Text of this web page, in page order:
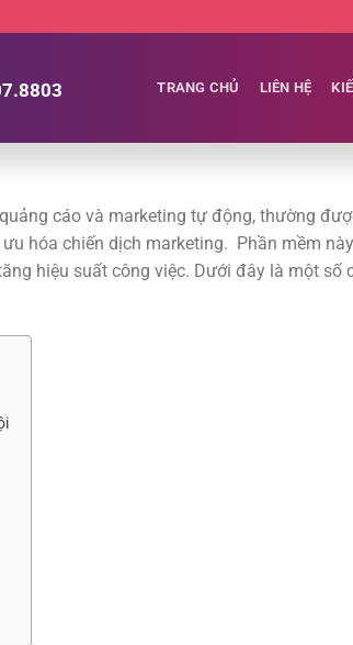
TRANG CHỦ LIÊN HỆ
cáo và marketing tự động, thường
hóa chiến dịch marketing. Phần mềm
hiệu suất công việc. Dưới đây là một số